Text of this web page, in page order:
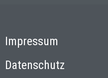
Impressum
Datenschutz